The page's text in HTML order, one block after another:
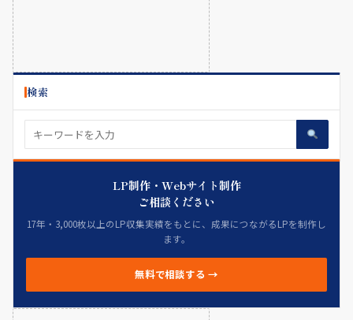
検索
LP制作・Webサイト制作
ご相談ください
17年・3,000枚以上のLP収集実績をもとに、成果につながるLPを制作し
ます。
無料で相談する →